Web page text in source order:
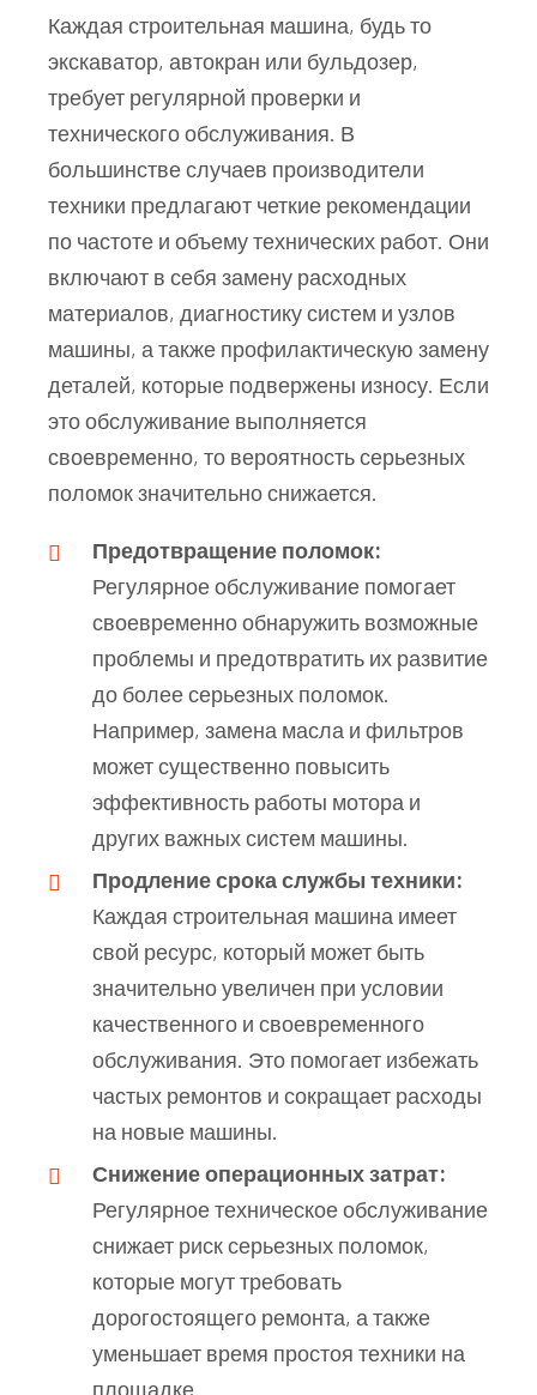
Каждая строительная машина, будь то
экскаватор, автокран или бульдозер,
требует регулярной проверки и
технического обслуживания. В
большинстве случаев производители
техники предлагают четкие рекомендации
по частоте и объему технических работ. Они
включают в себя замену расходных
материалов, диагностику систем и узлов
машины, а также профилактическую замену
деталей, которые подвержены износу. Если
это обслуживание выполняется
своевременно, то вероятность серьезных
поломок значительно снижается.
Предотвращение поломок:
Регулярное обслуживание помогает
своевременно обнаружить возможные
проблемы и предотвратить их развитие
до более серьезных поломок.
Например, замена масла и фильтров
может существенно повысить
эффективность работы мотора и
других важных систем машины.
Продление срока службы техники:
Каждая строительная машина имеет
свой ресурс, который может быть
значительно увеличен при условии
качественного и своевременного
обслуживания. Это помогает избежать
частых ремонтов и сокращает расходы
на новые машины.
Снижение операционных затрат:
Регулярное техническое обслуживание
снижает риск серьезных поломок,
которые могут требовать
дорогостоящего ремонта, а также
уменьшает время простоя техники на
площадке.